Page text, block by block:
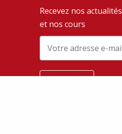
Recevez nos actualités
et nos cours